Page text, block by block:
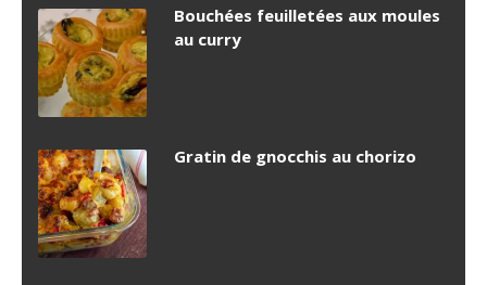
Bouchées feuilletées aux moules
au curry
Gratin de gnocchis au chorizo